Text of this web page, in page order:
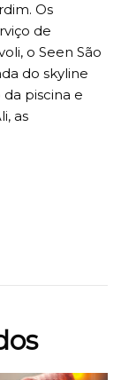
Os
de
o Seen São
do skyline
piscina e
as